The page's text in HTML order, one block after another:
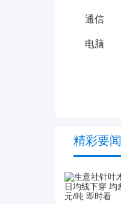
通信
电脑
精彩要闻